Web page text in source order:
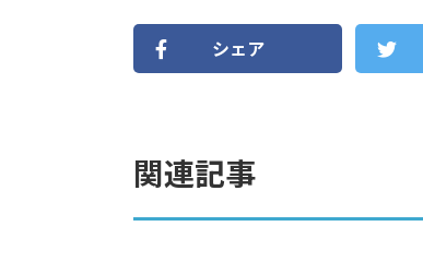
シェア
関連記事